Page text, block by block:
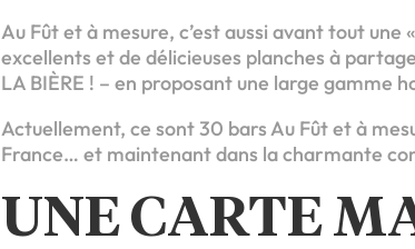
Au Fût et à mesure, c’est aussi avant tout une
excellents et de délicieuses planches à
LA BIÈRE ! – en proposant une large gamme
Actuellement, ce sont 30 bars Au Fût et à
France… et maintenant dans la charmante
UNE CARTE